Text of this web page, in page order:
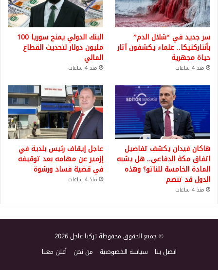
سر جديد في “شلال الدم”
بأنتاركتيكا.. علماء يكشفون آثار
حياة مجهرية
منذ 4 ساعات
البنك الدولي يمنح سوريا 100
مليون دولار لتحديث القطاع
المالي
منذ 4 ساعات
هاكان فيدان يكشف تفاصيل
اتفاق مكة الدفاعي.. هل يشبه
المادة الخامسة للناتو؟ وهذه
الدول قد تنضم
منذ 4 ساعات
عاجل إيقاف رئيس بلدية في
إزمير عن مهامه بعد توقيفه
في قضية فساد ورشوة
منذ 4 ساعات
© جميع الحقوق محفوظة تركيا عاجل 2026
اتصل بنا سياسة الخصوصية من نحن أعلن معنا